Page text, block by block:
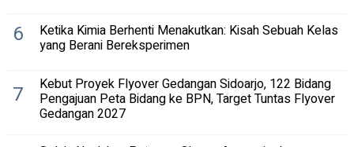
6 Ketika Kimia Berhenti Menakutkan: Kisah Sebuah Kelas
yang Berani Bereksperimen
7 Kebut Proyek Flyover Gedangan Sidoarjo, 122 Bidang
Pengajuan Peta Bidang ke BPN, Target Tuntas Flyover
Gedangan 2027